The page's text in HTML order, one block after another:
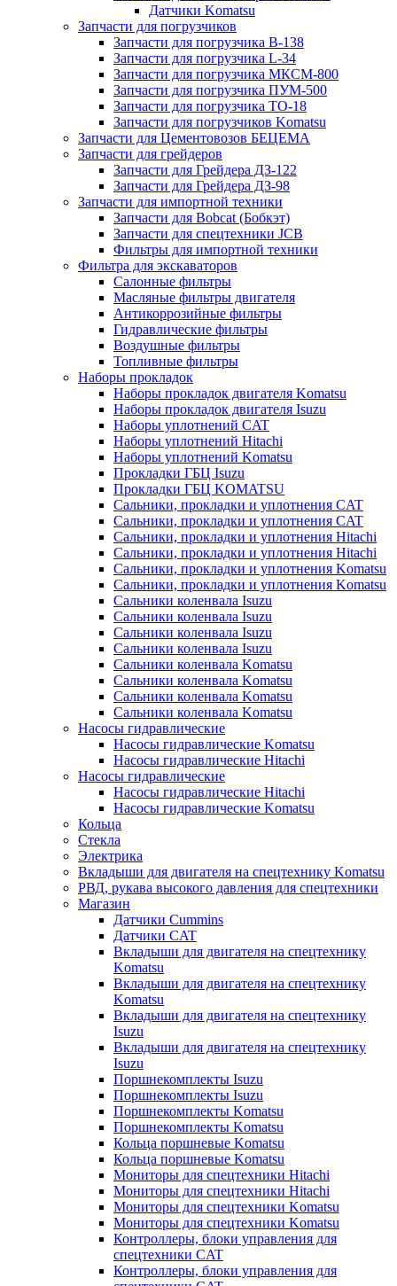
Датчики Komatsu
Запчасти для погрузчиков
Запчасти для погрузчика B-138
Запчасти для погрузчика L-34
Запчасти для погрузчика МКСМ-800
Запчасти для погрузчика ПУМ-500
Запчасти для погрузчика ТО-18
Запчасти для погрузчиков Komatsu
Запчасти для Цементовозов БЕЦЕМА
Запчасти для грейдеров
Запчасти для Грейдера ДЗ-122
Запчасти для Грейдера ДЗ-98
Запчасти для импортной техники
Запчасти для Bobcat (Бобкэт)
Запчасти для спецтехники JCB
Фильтры для импортной техники
Фильтра для экскаваторов
Салонные фильтры
Масляные фильтры двигателя
Антикоррозийные фильтры
Гидравлические фильтры
Воздушные фильтры
Топливные фильтры
Наборы прокладок
Наборы прокладок двигателя Komatsu
Наборы прокладок двигателя Isuzu
Наборы уплотнений CAT
Наборы уплотнений Hitachi
Наборы уплотнений Komatsu
Прокладки ГБЦ Isuzu
Прокладки ГБЦ KOMATSU
Сальники, прокладки и уплотнения CAT
Сальники, прокладки и уплотнения CAT
Сальники, прокладки и уплотнения Hitachi
Сальники, прокладки и уплотнения Hitachi
Сальники, прокладки и уплотнения Komatsu
Сальники, прокладки и уплотнения Komatsu
Сальники коленвала Isuzu
Сальники коленвала Isuzu
Сальники коленвала Isuzu
Сальники коленвала Isuzu
Сальники коленвала Komatsu
Сальники коленвала Komatsu
Сальники коленвала Komatsu
Сальники коленвала Komatsu
Насосы гидравлические
Насосы гидравлические Komatsu
Насосы гидравлические Hitachi
Насосы гидравлические
Насосы гидравлические Hitachi
Насосы гидравлические Komatsu
Кольца
Стекла
Электрика
Вкладыши для двигателя на спецтехнику Komatsu
РВД, рукава высокого давления для спецтехники
Магазин
Датчики Cummins
Датчики CAT
Вкладыши для двигателя на спецтехнику
Komatsu
Вкладыши для двигателя на спецтехнику
Komatsu
Вкладыши для двигателя на спецтехнику
Isuzu
Вкладыши для двигателя на спецтехнику
Isuzu
Поршнекомплекты Isuzu
Поршнекомплекты Isuzu
Поршнекомплекты Komatsu
Поршнекомплекты Komatsu
Кольца поршневые Komatsu
Кольца поршневые Komatsu
Мониторы для спецтехники Hitachi
Мониторы для спецтехники Hitachi
Мониторы для спецтехники Komatsu
Мониторы для спецтехники Komatsu
Контроллеры, блоки управления для
спецтехники CAT
Контроллеры, блоки управления для